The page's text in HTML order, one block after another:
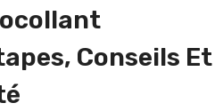
Conseils Et